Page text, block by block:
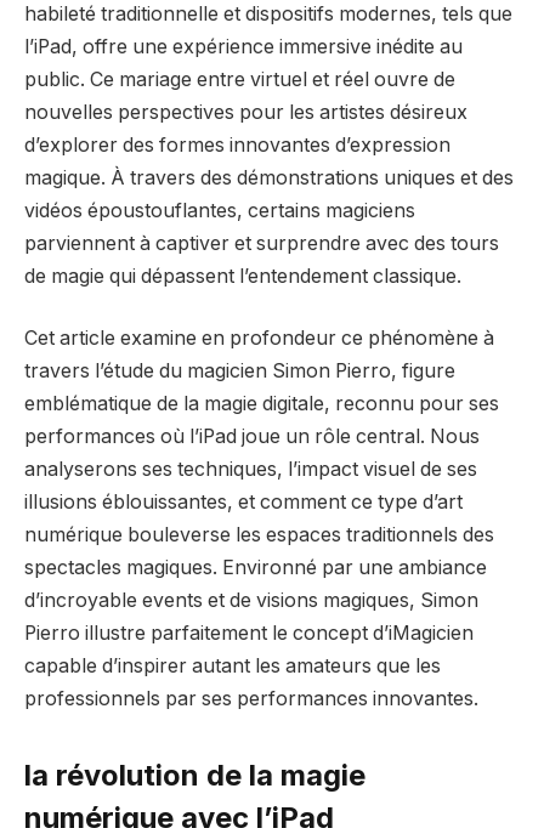
habileté traditionnelle et dispositifs modernes, tels que
l’iPad, offre une expérience immersive inédite au
public. Ce mariage entre virtuel et réel ouvre de
nouvelles perspectives pour les artistes désireux
d’explorer des formes innovantes d’expression
magique. À travers des démonstrations uniques et des
vidéos époustouflantes, certains magiciens
parviennent à captiver et surprendre avec des tours
de magie qui dépassent l’entendement classique.
Cet article examine en profondeur ce phénomène à
travers l’étude du magicien Simon Pierro, figure
emblématique de la magie digitale, reconnu pour ses
performances où l’iPad joue un rôle central. Nous
analyserons ses techniques, l’impact visuel de ses
illusions éblouissantes, et comment ce type d’art
numérique bouleverse les espaces traditionnels des
spectacles magiques. Environné par une ambiance
d’incroyable events et de visions magiques, Simon
Pierro illustre parfaitement le concept d’iMagicien
capable d’inspirer autant les amateurs que les
professionnels par ses performances innovantes.
la révolution de la magie
numérique avec l’iPad